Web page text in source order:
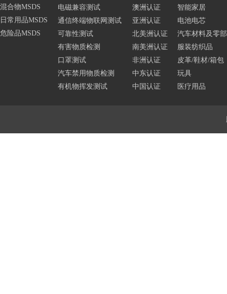
混合物MSDS
日常用品MSDS
危险品MSDS
电磁兼容测试
通信终端物联网测试
可靠性测试
有害物质检测
口罩测试
汽车禁用物质检测
有机物挥发测试
澳洲认证
亚洲认证
北美洲认证
南美洲认证
非洲认证
中东认证
中国认证
智能家居
电池电芯
汽车材料及零
服装纺织品
皮革/鞋材/箱包
玩具
医疗用品